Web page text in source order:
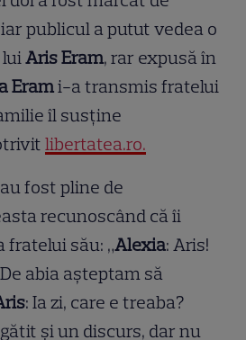
publicul a putut vedea o
luiAris Eram, rar expusă în
Erami-a transmis fratelui
îl susține
libertatea.ro.
fost pline de
recunoscând că îi
fratelui său: „Alexia: Aris!
abia așteptam să
: Ia zi, care e treaba?
și un discurs, dar nu